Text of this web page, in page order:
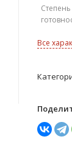
Степень
Все